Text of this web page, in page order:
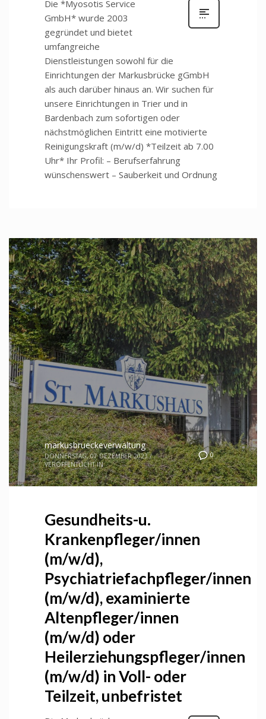
Die *Myosotis Service
GmbH* wurde 2003
gegründet und bietet
umfangreiche
Dienstleistungen sowohl für die
Einrichtungen der Markusbrücke gGmbH
als auch darüber hinaus an. Wir suchen für
unsere Einrichtungen in Trier und in
Bardenbach zum sofortigen oder
nächstmöglichen Eintritt eine motivierte
Reinigungskraft (m/w/d) *Teilzeit ab 7.00
Uhr* Ihr Profil: – Berufserfahrung
wünschenswert – Sauberkeit und Ordnung
0
markusbrueckeverwaltung
DONNERSTAG, 07 DEZEMBER 2023 /
VERÖFFENTLICHT IN
Gesundheits-u.
Krankenpfleger/innen
(m/w/d),
Psychiatriefachpfleger/innen
(m/w/d), examinierte
Altenpfleger/innen
(m/w/d) oder
Heilerziehungspfleger/innen
(m/w/d) in Voll- oder
Teilzeit, unbefristet